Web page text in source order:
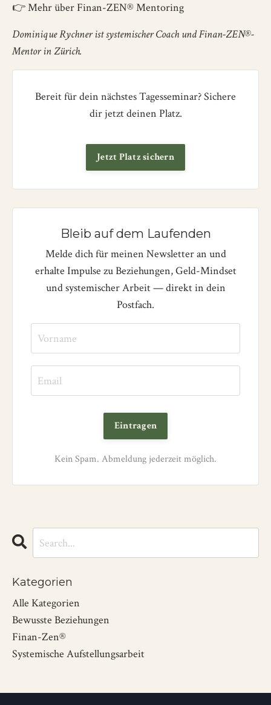
👉Mehr über Finan-ZEN® Mentoring
Dominique Rychner ist systemischer Coach und Finan-ZEN®-
Mentor in Zürich.
Bereit für dein nächstes Tagesseminar? Sichere
dir jetzt deinen Platz.
Jetzt Platz sichern
Bleib auf dem Laufenden
Melde dich für meinen Newsletter an und
erhalte Impulse zu Beziehungen, Geld-Mindset
und systemischer Arbeit — direkt in dein
Postfach.
Eintragen
Kein Spam. Abmeldung jederzeit möglich.
Kategorien
Alle Kategorien
Bewusste Beziehungen
Finan-Zen®
Systemische Aufstellungsarbeit